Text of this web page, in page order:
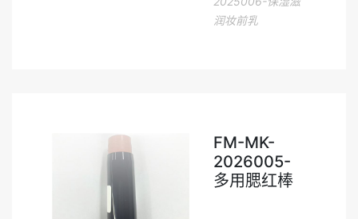
润妆前乳
FM-MK-
2026005-
多用腮红棒